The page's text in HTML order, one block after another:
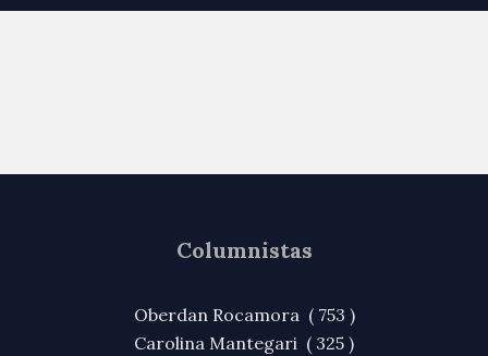
Columnistas
Oberdan Rocamora ( 753 )
Carolina Mantegari ( 325 )